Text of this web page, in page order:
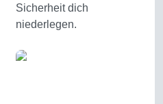
Sicherheit dich
niederlegen.